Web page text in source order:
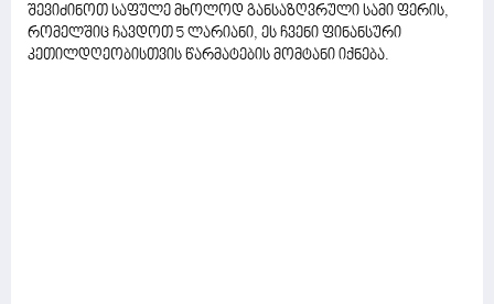
შევიძინოთ საფულე მხოლოდ განსაზღვრული სამი ფერის,
რომელშიც ჩავდოთ 5 ლარიანი, ეს ჩვენი ფინანსური
კეთილდღეობისთვის წარმატების მომტანი იქნება.